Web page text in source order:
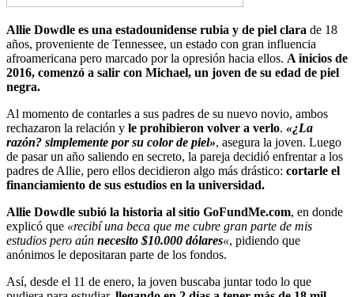
Allie Dowdle es una estadounidense rubia y de piel clara de 18
años, proveniente de Tennessee, un estado con gran influencia
afroamericana pero marcado por la opresión hacia ellos. A inicios de
2016, comenzó a salir con Michael, un joven de su edad de piel
negra.
Al momento de contarles a sus padres de su nuevo novio, ambos
rechazaron la relación y le prohibieron volver a verlo. «¿La
razón? simplemente por su color de piel», asegura la joven. Luego
de pasar un año saliendo en secreto, la pareja decidió enfrentar a los
padres de Allie, pero ellos decidieron algo más drástico: cortarle el
financiamiento de sus estudios en la universidad.
Allie Dowdle subió la historia al sitio GoFundMe.com, en donde
explicó que «recibí una beca que me cubre gran parte de mis
estudios pero aún necesito $10.000 dólares«, pidiendo que
anónimos le depositaran parte de los fondos.
Así, desde el 11 de enero, la joven buscaba juntar todo lo que